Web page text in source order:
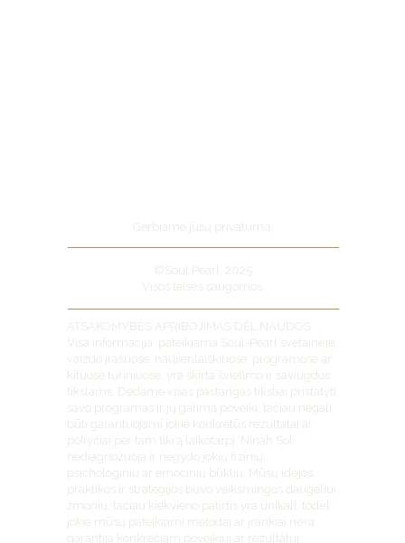
Gerbiame jūsų privatumą.
©Soul Pearl, 2025
Visos teisės saugomos.
ATSAKOMYBĖS APRIBOJIMAS DĖL NAUDOS:
Visa informacija, pateikiama Soul-Pearl svetainėje,
vaizdo įrašuose, naujienlaiškiuose, programose ar
kituose turiniuose, yra skirta švietimo ir saviugdos
tikslams. Dedame visas pastangas tiksliai pristatyti
savo programas ir jų galimą poveikį, tačiau negali
būti garantuojami jokie konkretūs rezultatai ar
pokyčiai per tam tikrą laikotarpį. Ninah Sol
nediagnozuoja ir negydo jokių fizinių,
psichologinių ar emocinių būklių. Mūsų idėjos,
praktikos ir strategijos buvo veiksmingos daugeliui
žmonių, tačiau kiekvieno patirtis yra unikali, todėl
jokie mūsų pateikiami metodai ar įrankiai nėra
garantija konkrečiam poveikiui ar rezultatui.